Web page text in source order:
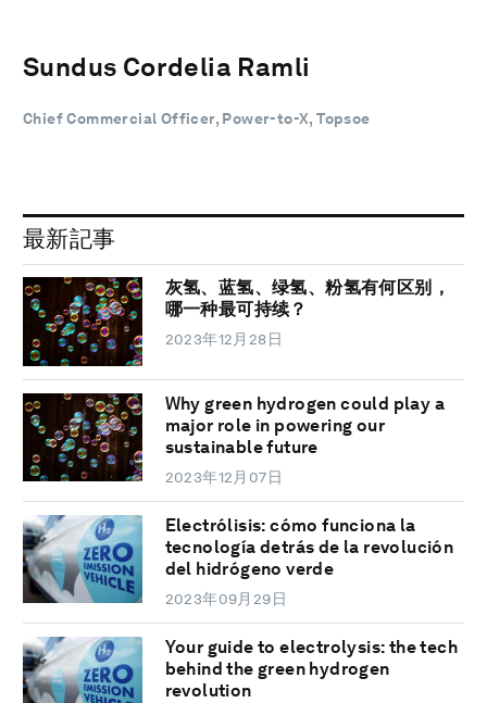
Sundus Cordelia Ramli
Chief Commercial Officer, Power-to-X, Topsoe
最新記事
灰氢、蓝氢、绿氢、粉氢有何区别，
哪一种最可持续？
2023年12月28日
Why green hydrogen could play a
major role in powering our
sustainable future
2023年12月07日
Electrólisis: cómo funciona la
tecnología detrás de la revolución
del hidrógeno verde
2023年09月29日
Your guide to electrolysis: the tech
behind the green hydrogen
revolution